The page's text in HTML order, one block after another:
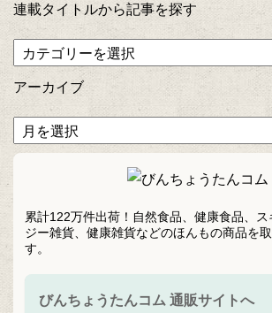
連載タイトルから記事を探す
アーカイブ
累計122万件出荷！自然食品、健康食品、ス
ジー雑貨、健康雑貨などのほんもの商品を
す。
びんちょうたんコム 通販サイトへ